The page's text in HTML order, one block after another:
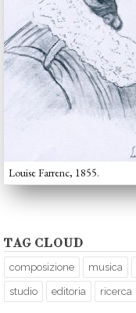
Louise Farrenc, 1855.
TAG CLOUD
composizione musica
studio editoria ricerca